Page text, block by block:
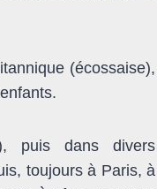
(écossaise),
puis dans divers
toujours à Paris, à